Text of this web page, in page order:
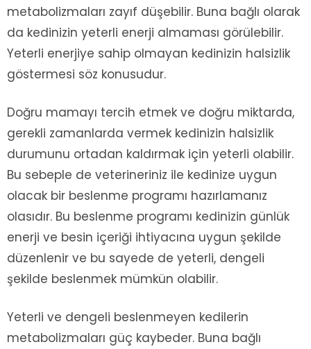
metabolizmaları zayıf düşebilir. Buna bağlı olarak
da kedinizin yeterli enerji almaması görülebilir.
Yeterli enerjiye sahip olmayan kedinizin halsizlik
göstermesi söz konusudur.
Doğru mamayı tercih etmek ve doğru miktarda,
gerekli zamanlarda vermek kedinizin halsizlik
durumunu ortadan kaldırmak için yeterli olabilir.
Bu sebeple de veterineriniz ile kedinize uygun
olacak bir beslenme programı hazırlamanız
olasıdır. Bu beslenme programı kedinizin günlük
enerji ve besin içeriği ihtiyacına uygun şekilde
düzenlenir ve bu sayede de yeterli, dengeli
şekilde beslenmek mümkün olabilir.
Yeterli ve dengeli beslenmeyen kedilerin
metabolizmaları güç kaybeder. Buna bağlı